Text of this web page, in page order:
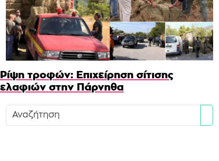
Ρίψη τροφών: Επιχείρηση σίτισης
ελαφιών στην Πάρνηθα